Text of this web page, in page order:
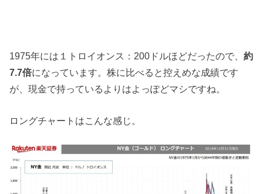
1975年には１トロイオンス：200ドルほどだったので、約
7.7倍になっています。株に比べると控えめな成績です
が、現金で持っているよりはよっぽどマシですね。
ロングチャートはこんな感じ。